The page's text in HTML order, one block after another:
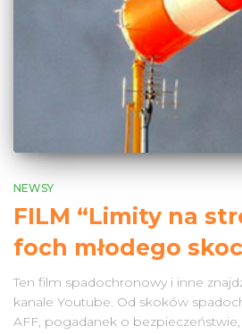
NEWSY
FILM “Limity na
foch młodego
Ten film spadochronowy i inne
kanale Youtube. Od skoków
AFF, pogadanek o